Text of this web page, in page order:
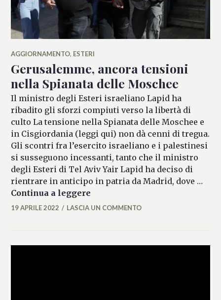
AGGIORNAMENTO, ESTERI
Gerusalemme, ancora tensioni
nella Spianata delle Moschee
Il ministro degli Esteri israeliano Lapid ha
ribadito gli sforzi compiuti verso la libertà di
culto La tensione nella Spianata delle Moschee e
in Cisgiordania (leggi qui) non dà cenni di tregua.
Gli scontri fra l’esercito israeliano e i palestinesi
si susseguono incessanti, tanto che il ministro
degli Esteri di Tel Aviv Yair Lapid ha deciso di
rientrare in anticipo in patria da Madrid, dove …
Continua a leggere
MARIANNA
19 APRILE 2022 LASCIA UN COMMENTO